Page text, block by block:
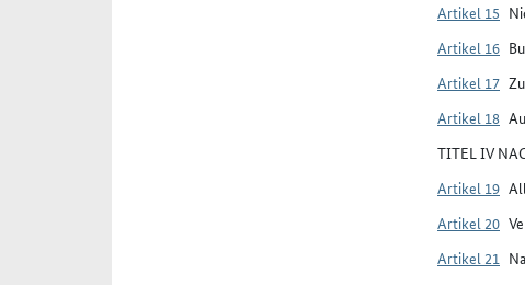
Artikel 15
Artikel 16
Artikel 17
Artikel 18
TITEL IV
Artikel 19
Artikel 20
Artikel 21